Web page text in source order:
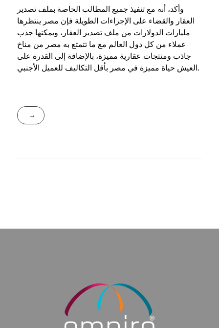
وأكد، أنه مع تنفيذ جميع المطالب الخاصة بملف تصدير
العقار والقضاء على الإجراءات الطويلة فإن مصر ينتظرها
مليارات الدولارات من ملف تصدير العقار، ويمكنها جذب
عملاء من كل دول العالم مع ما تتمتع به مصر من مناخ
جاذب ومنتجات عقارية مميزة، بالإضافة إلى القدرة على
العيش حياة مميزة في مصر بأقل التكاليف للعميل الأجنبي.